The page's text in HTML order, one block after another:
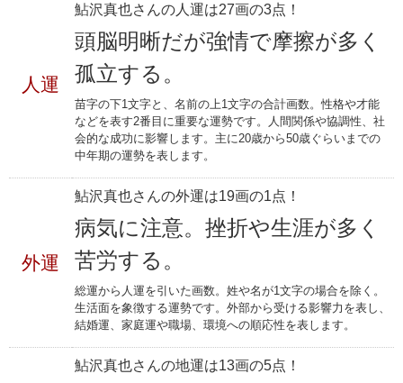
人運
鮎沢真也さんの人運は27画の3点！
頭脳明晰だが強情で摩擦が多く
孤立する。
苗字の下1文字と、名前の上1文字の合計画数。性格や才能
などを表す2番目に重要な運勢です。人間関係や協調性、社
会的な成功に影響します。主に20歳から50歳ぐらいまでの
中年期の運勢を表します。
外運
鮎沢真也さんの外運は19画の1点！
病気に注意。挫折や生涯が多く
苦労する。
総運から人運を引いた画数。姓や名が1文字の場合を除く。
生活面を象徴する運勢です。外部から受ける影響力を表し、
結婚運、家庭運や職場、環境への順応性を表します。
鮎沢真也さんの地運は13画の5点！